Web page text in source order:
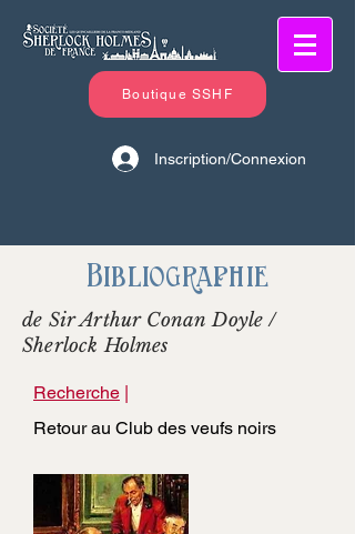
Boutique SSHF
Inscription/Connexion
Bibliographie
de Sir Arthur Conan Doyle /
Sherlock Holmes
Recherche |
Retour au Club des veufs noirs